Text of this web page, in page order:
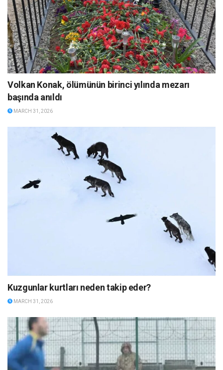
Volkan Konak, ölümünün birinci yılında mezarı
başında anıldı
MARCH 31, 2026
Kuzgunlar kurtları neden takip eder?
MARCH 31, 2026